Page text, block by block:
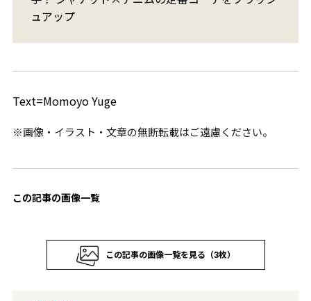
ュアップ
Text=Momoyo Yuge
※画像・イラスト・文章の無断転載はご遠慮ください。
この記事の画像一覧
この記事の画像一覧を見る（3枚）